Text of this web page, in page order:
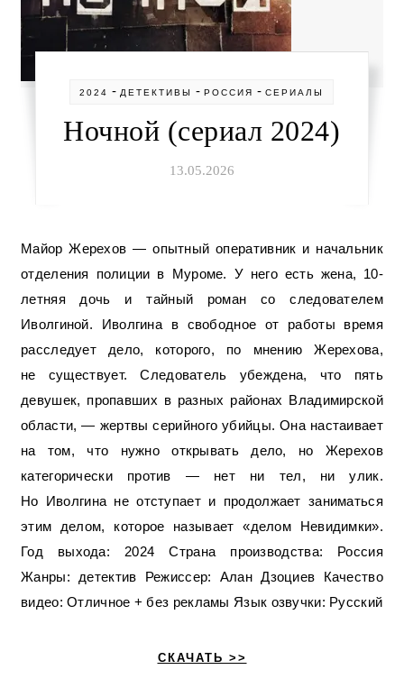
2024 - ДЕТЕКТИВЫ -РОССИЯ -СЕРИАЛЫ
Ночной (сериал 2024)
13.05.2026
Майор Жерехов — опытный оперативник и начальник
отделения полиции в Муроме. У него есть жена, 10-
летняя дочь и тайный роман со следователем
Иволгиной. Иволгина в свободное от работы время
расследует дело, которого, по мнению Жерехова,
не существует. Следователь убеждена, что пять
девушек, пропавших в разных районах Владимирской
области, — жертвы серийного убийцы. Она настаивает
на том, что нужно открывать дело, но Жерехов
категорически против — нет ни тел, ни улик.
Но Иволгина не отступает и продолжает заниматься
этим делом, которое называет «делом Невидимки».
Год выхода: 2024 Страна производства: Россия
Жанры: детектив Режиссер: Алан Дзоциев Качество
видео: Отличное + без рекламы Язык озвучки: Русский
СКАЧАТЬ >>